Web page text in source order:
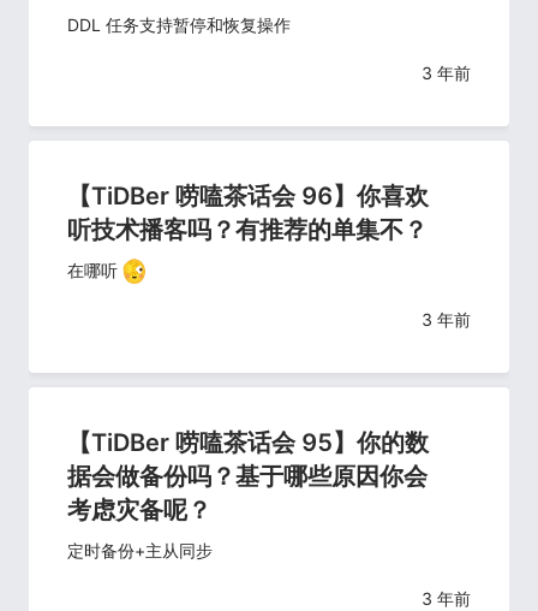
DDL 任务支持暂停和恢复操作
3 年前
【TiDBer 唠嗑茶话会 96】你喜欢
听技术播客吗？有推荐的单集不？
在哪听
3 年前
【TiDBer 唠嗑茶话会 95】你的数
据会做备份吗？基于哪些原因你会
考虑灾备呢？
定时备份+主从同步
3 年前